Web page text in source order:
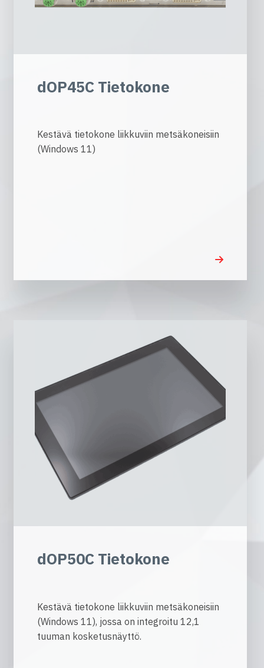
dOP45C Tietokone
Kestävä tietokone liikkuviin metsäkoneisiin
(Windows 11)
dOP50C Tietokone
Kestävä tietokone liikkuviin metsäkoneisiin
(Windows 11), jossa on integroitu 12,1
tuuman kosketusnäyttö.